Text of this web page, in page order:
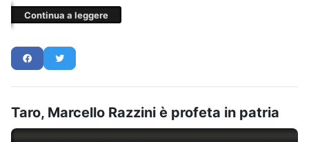
Continua a leggere
Taro, Marcello Razzini è profeta in patria